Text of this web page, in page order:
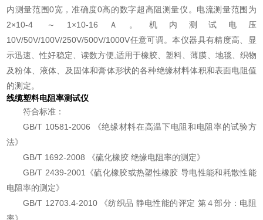
内测量范围0宽，准确度0高的数字超高阻测量仪。电流测量范围为
2×10-4 ～1×10-16Ａ。机内测试电压
10V/50V/100V/250V/500V/1000V任意可调。本仪器具有精度高、显
示迅速、性好稳定、读数方便,适用于橡胶、塑料、薄膜、地毯、织物
及粉体、液体、及固体和膏体形状的各种绝缘材料体积和表面电阻值
的测定。
线缆塑料电阻率测试仪
符合标准：
GB/T 10581-2006 《绝缘材料在高温下电阻和电阻率的试验方
法》
GB/T 1692-2008 《硫化橡胶 绝缘电阻率的测定》
GB/T 2439-2001《硫化橡胶或热塑性橡胶 导电性能和耗散性能
电阻率的测定》
GB/T 12703.4-2010 《纺织品 静电性能的评定 第４部分：电阻